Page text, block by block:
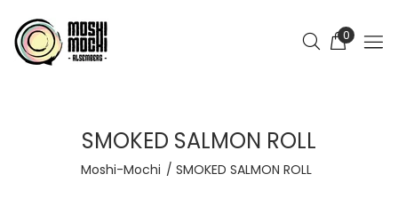
0
SMOKED SALMON ROLL
Moshi-Mochi SMOKED SALMON ROLL